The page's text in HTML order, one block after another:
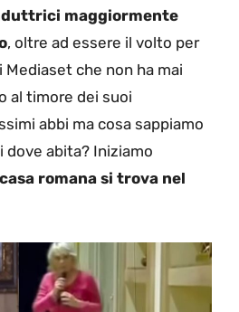
maggiormente
, oltre ad essere il volto per
che non ha mai
al timore dei suoi
abbi ma cosa sappiamo
dove abita? Iniziamo
romana si trova nel